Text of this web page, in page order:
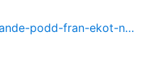
podd-fran-ekot-n…